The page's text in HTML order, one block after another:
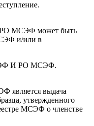
РО МСЭФ может быть
и/или в
И РО МСЭФ.
является выдача
утвержденного
МСЭФ о членстве